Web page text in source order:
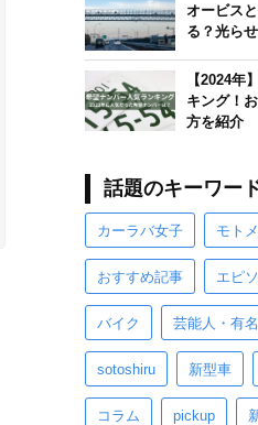
オービス
る？光ら
【2024年
キング！
方を紹介
話題のキーワー
カーラバ女子 モト
おすすめ記事 エピ
バイク 芸能人・有
sotoshiru 新型車
コラム pickup